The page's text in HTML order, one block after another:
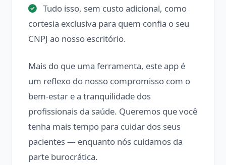
Tudo isso, sem custo adicional, como
cortesia exclusiva para quem confia o seu
CNPJ ao nosso escritório.
Mais do que uma ferramenta, este app é
um reflexo do nosso compromisso com o
bem-estar e a tranquilidade dos
profissionais da saúde. Queremos que você
tenha mais tempo para cuidar dos seus
pacientes — enquanto nós cuidamos da
parte burocrática.